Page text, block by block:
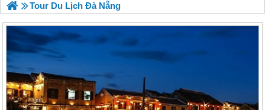
Tour Du Lịch Đà Nẵng